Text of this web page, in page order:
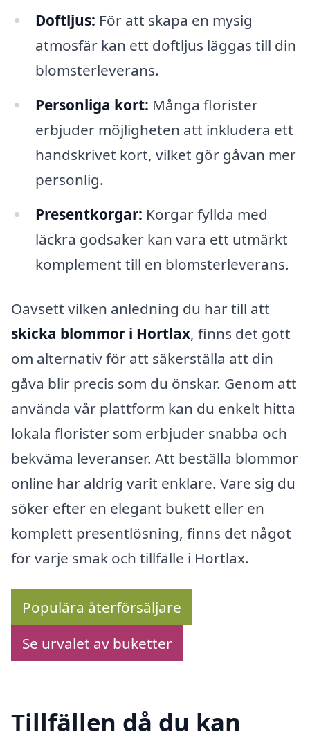
Doftljus: För att skapa en mysig
atmosfär kan ett doftljus läggas till din
blomsterleverans.
Personliga kort: Många florister
erbjuder möjligheten att inkludera ett
handskrivet kort, vilket gör gåvan mer
personlig.
Presentkorgar: Korgar fyllda med
läckra godsaker kan vara ett utmärkt
komplement till en blomsterleverans.
Oavsett vilken anledning du har till att
skicka blommor i Hortlax, finns det gott
om alternativ för att säkerställa att din
gåva blir precis som du önskar. Genom att
använda vår plattform kan du enkelt hitta
lokala florister som erbjuder snabba och
bekväma leveranser. Att beställa blommor
online har aldrig varit enklare. Vare sig du
söker efter en elegant bukett eller en
komplett presentlösning, finns det något
för varje smak och tillfälle i Hortlax.
Populära återförsäljare
Se urvalet av buketter
Tillfällen då du kan